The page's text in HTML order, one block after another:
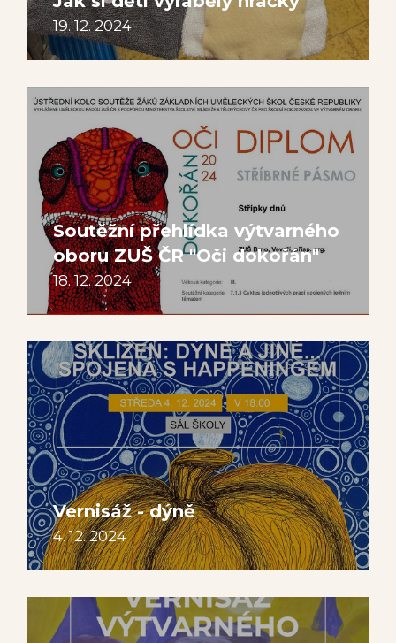
19. 12. 2024
Soutěžní přehlídka výtvarného
oboru ZUŠ ČR "Oči dokořán"
18. 12. 2024
Vernisáž - dýně
4. 12. 2024